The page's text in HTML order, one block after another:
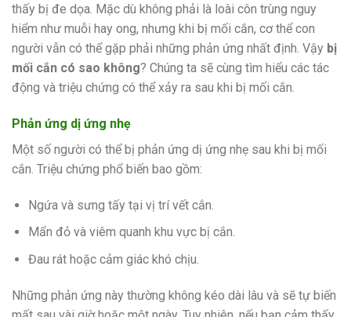
thấy bị đe dọa. Mặc dù không phải là loài côn trùng nguy
hiểm như muỗi hay ong, nhưng khi bị mối cắn, cơ thể con
người vẫn có thể gặp phải những phản ứng nhất định. Vậy bị
mối cắn có sao không? Chúng ta sẽ cùng tìm hiểu các tác
động và triệu chứng có thể xảy ra sau khi bị mối cắn.
Phản ứng dị ứng nhẹ
Một số người có thể bị phản ứng dị ứng nhẹ sau khi bị mối
cắn. Triệu chứng phổ biến bao gồm:
Ngứa và sưng tấy tại vị trí vết cắn.
Mẩn đỏ và viêm quanh khu vực bị cắn.
Đau rát hoặc cảm giác khó chịu.
Những phản ứng này thường không kéo dài lâu và sẽ tự biến